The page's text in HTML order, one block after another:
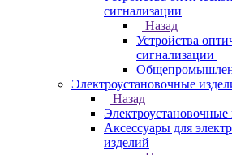
сигнализации
Назад
Устройства
сигнализации
Электроустановочные
Назад
Электроустановочные
Аксессуары для
изделий